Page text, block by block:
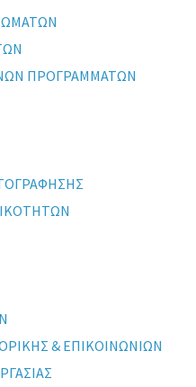
ΠΡΟΓΡΑΜΜΑΤΩΝ
& ΕΠΙΚΟΙΝΩΝΙΩΝ